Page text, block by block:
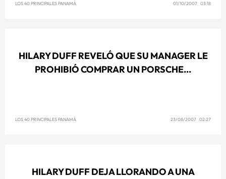
LOS 40 PRINCIPALES PANAMÁ 01/10/2007 03:18
HILARY DUFF REVELÓ QUE SU MANAGER LE
PROHIBIÓ COMPRAR UN PORSCHE...
LOS 40 PRINCIPALES PANAMÁ 23/08/2007 02:27
HILARY DUFF DEJA LLORANDO A UNA